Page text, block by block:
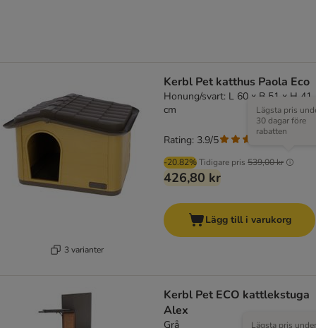
3 varianter
Kerbl Pet katthus Paola Eco
Honung/svart: L 60 x B 51 x H 41
cm
-20.82%Tidigare pris 539,00 kr
Lägsta pris
30 dagar före
rabatten
426,80 kr
Rating: 3.9/5
Lägg till i varukorg
Kerbl Pet ECO kattlekstuga
Alex
Grå
Lägsta pris under